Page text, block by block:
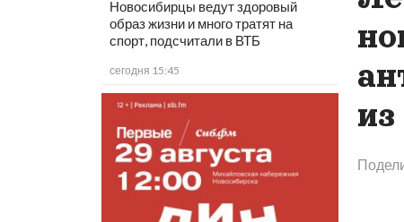
Новосибирцы ведут здоровый
образ жизни и много тратят на
спорт, подсчитали в ВТБ
сегодня 15:45
из